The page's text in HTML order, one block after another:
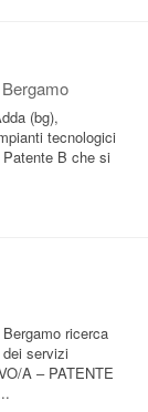
(bg),
tecnologici
Patente B che si
ricerca
servizi
A – PATENTE